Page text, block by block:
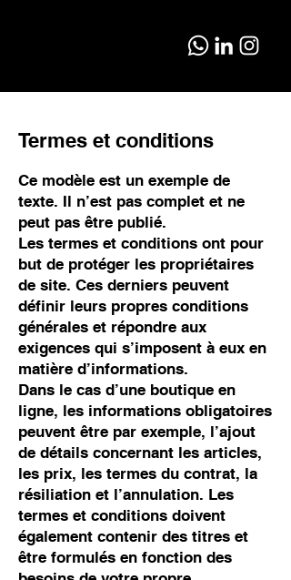
Termes et conditions
Ce modèle est un exemple de
texte. Il n’est pas complet et ne
peut pas être publié.
Les termes et conditions ont pour
but de protéger les propriétaires
de site. Ces derniers peuvent
définir leurs propres conditions
générales et répondre aux
exigences qui s’imposent à eux en
matière d’informations.
Dans le cas d’une boutique en
ligne, les informations obligatoires
peuvent être par exemple, l’ajout
de détails concernant les articles,
les prix, les termes du contrat, la
résiliation et l’annulation. Les
termes et conditions doivent
également contenir des titres et
être formulés en fonction des